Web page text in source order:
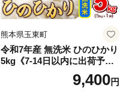
熊本県玉東町
令和7年産 無洗米 ひのひかり
5kg《7-14日以内に出荷予定
(土日祝除く)》コメ 米 無洗米
高レビュー｜人気米 熊本県
9,400円